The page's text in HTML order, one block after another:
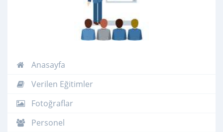
Anasayfa
Verilen Eğitimler
Fotoğraflar
Personel